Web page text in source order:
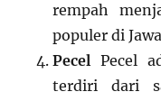
rempah
populer di
Pecel Pecel
terdiri dari